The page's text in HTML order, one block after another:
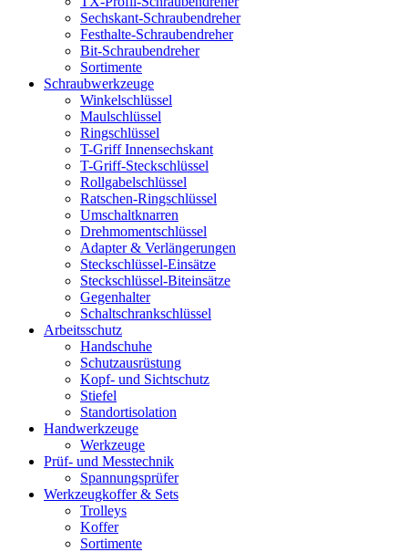
Sechskant-Schraubendreher
Festhalte-Schraubendreher
Bit-Schraubendreher
Sortimente
Schraubwerkzeuge
Winkelschlüssel
Maulschlüssel
Ringschlüssel
T-Griff Innensechskant
T-Griff-Steckschlüssel
Rollgabelschlüssel
Ratschen-Ringschlüssel
Umschaltknarren
Drehmomentschlüssel
Adapter & Verlängerungen
Steckschlüssel-Einsätze
Steckschlüssel-Biteinsätze
Gegenhalter
Schaltschrankschlüssel
Arbeitsschutz
Handschuhe
Schutzausrüstung
Kopf- und Sichtschutz
Stiefel
Standortisolation
Handwerkzeuge
Werkzeuge
Prüf- und Messtechnik
Spannungsprüfer
Werkzeugkoffer & Sets
Trolleys
Koffer
Sortimente